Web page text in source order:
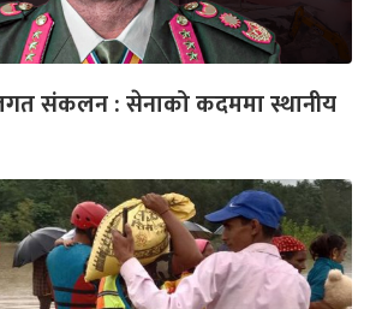
संकलन : सेनाको कदममा स्थानीय